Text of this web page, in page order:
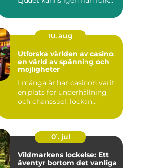
10. aug
Utforska världen av casino:
en värld av spänning och
möjligheter
I många år har casinon varit
en plats för underhållning
och chansspel, lockan...
01. jul
Vildmarkens lockelse: Ett
äventyr bortom det vanliga